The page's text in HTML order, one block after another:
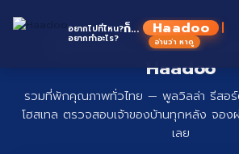
อยากไปที่ไหน?
อยากทำอะไร?
ก็... Haadoo
อ่านว่า หาดู
ที่พักทั่วไทย จองง่าย
Haadoo
รวมที่พักคุณภาพทั่วไทย — พูลวิลล่า รีสอร์
โฮสเทล ตรวจสอบเจ้าของบ้านทุกหลัง จอง
เลย